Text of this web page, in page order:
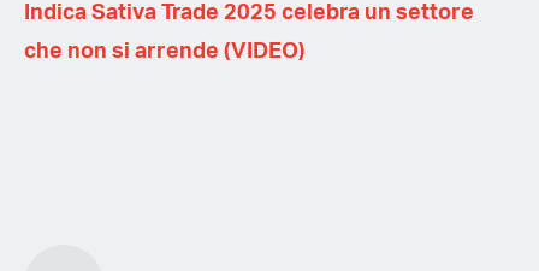
Indica Sativa Trade 2025 celebra un settore
che non si arrende (VIDEO)